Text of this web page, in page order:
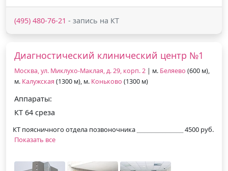
(495) 480-76-21 - запись на КТ
Диагностический клинический центр №1
Москва, ул. Миклухо-Маклая, д. 29, корп. 2 | м. Беляево (600 м),
м. Калужская (1300 м), м. Коньково (1300 м)
Аппараты:
КТ 64 среза
КТ поясничного отдела позвоночника
4500 руб.
Показать все